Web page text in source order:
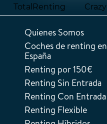
Quienes Somos
Coches de renting en
España
Renting por 150€
Renting Sin Entrada
Renting Con Entrada
Renting Flexible